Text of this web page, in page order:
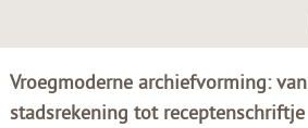
Vroegmoderne archiefvorming: van
stadsrekening tot receptenschriftje